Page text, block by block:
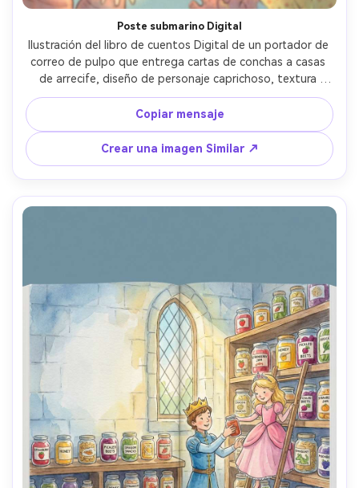
Poste submarino Digital
Ilustración del libro de cuentos Digital de un portador de
correo de pulpo que entrega cartas de conchas a casas
de arrecife, diseño de personaje caprichoso, textura
dibujada a mano, paleta brillante pero suave, formas de
silueta claras, burbujas como líneas principales, personaje
consistente a través de las páginas, espacio para el texto
en el agua superior, lente de 85 mm, profundidad de
campo poco profunda, iluminación cinematográfica
suave- -ar 4:5
Copiar mensaje
Crear una imagen Similar ↗